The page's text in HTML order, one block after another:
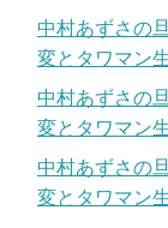
中村あずさの
変とタワマン
中村あずさの
変とタワマン
中村あずさの
変とタワマン